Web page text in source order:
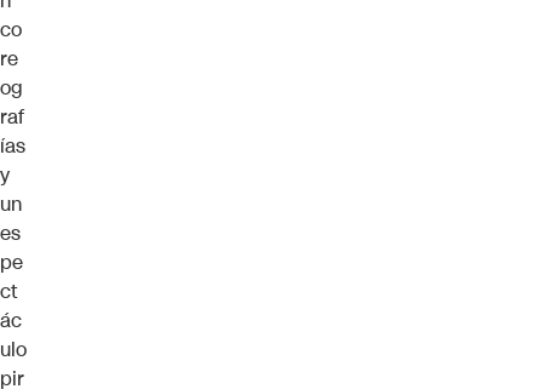
co
re
og
raf
ías
y
un
es
pe
ct
ác
ulo
pir